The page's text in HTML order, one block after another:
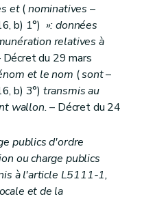
et(nominatives –
b) 1°) »: données
relatives à
Décret du 29 mars
et le nom (sont–
b) 3°) transmis au
wallon.– Décret du 24
publics d'ordre
ou charge publics
à l'article L5111-1,
et de la